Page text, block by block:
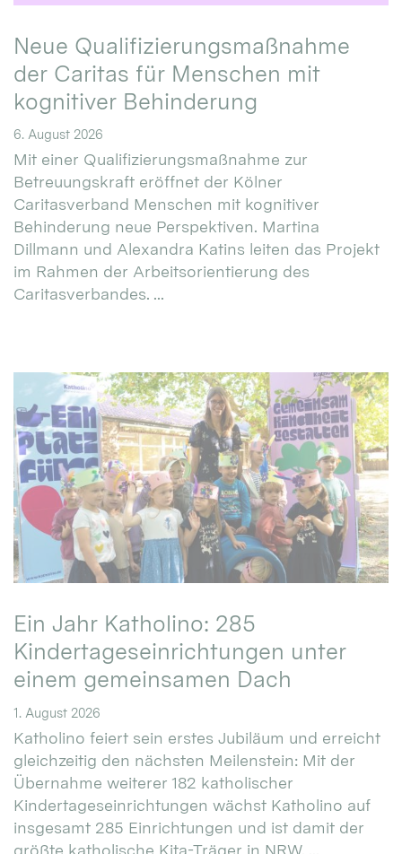
Neue Qualifizierungsmaßnahme
der Caritas für Menschen mit
kognitiver Behinderung
6. August 2026
Mit einer Qualifizierungsmaßnahme zur
Betreuungskraft eröffnet der Kölner
Caritasverband Menschen mit kognitiver
Behinderung neue Perspektiven. Martina
Dillmann und Alexandra Katins leiten das Projekt
im Rahmen der Arbeitsorientierung des
Caritasverbandes. ...
Ein Jahr Katholino: 285
Kindertageseinrichtungen unter
einem gemeinsamen Dach
1. August 2026
Katholino feiert sein erstes Jubiläum und erreicht
gleichzeitig den nächsten Meilenstein: Mit der
Übernahme weiterer 182 katholischer
Kindertageseinrichtungen wächst Katholino auf
insgesamt 285 Einrichtungen und ist damit der
größte katholische Kita-Träger in NRW. ...